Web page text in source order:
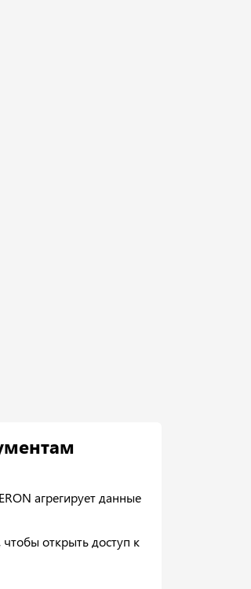
агрегирует данные
открыть доступ к